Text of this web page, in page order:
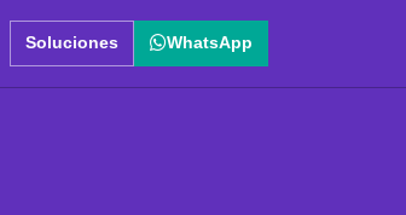
Soluciones WhatsApp